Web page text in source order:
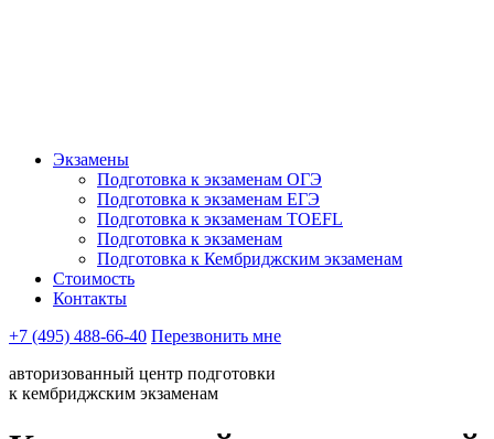
Экзамены
Подготовка к экзаменам ОГЭ
Подготовка к экзаменам ЕГЭ
Подготовка к экзаменам TOEFL
Подготовка к экзаменам
Подготовка к Кембриджским экзаменам
Стоимость
Контакты
+7 (495) 488-66-40 Перезвонить мне
авторизованный центр подготовки
к кембриджским экзаменам